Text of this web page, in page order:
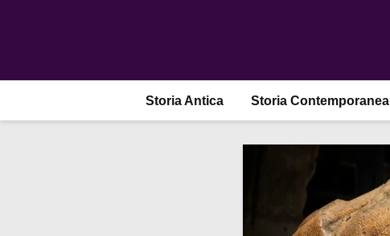
Storia Antica Storia Contemporanea